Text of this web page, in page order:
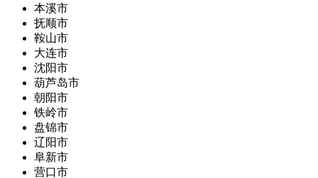
本溪市
抚顺市
鞍山市
大连市
沈阳市
葫芦岛市
朝阳市
铁岭市
盘锦市
辽阳市
阜新市
营口市